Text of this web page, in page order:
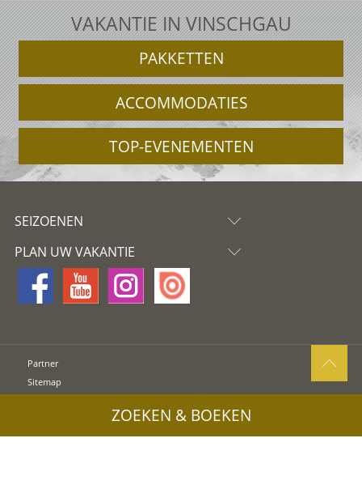
VAKANTIE IN VINSCHGAU
PAKKETTEN
ACCOMMODATIES
TOP-EVENEMENTEN
SEIZOENEN
PLAN UW VAKANTIE
Partner
Sitemap
Coloron
ZOEKEN & BOEKEN